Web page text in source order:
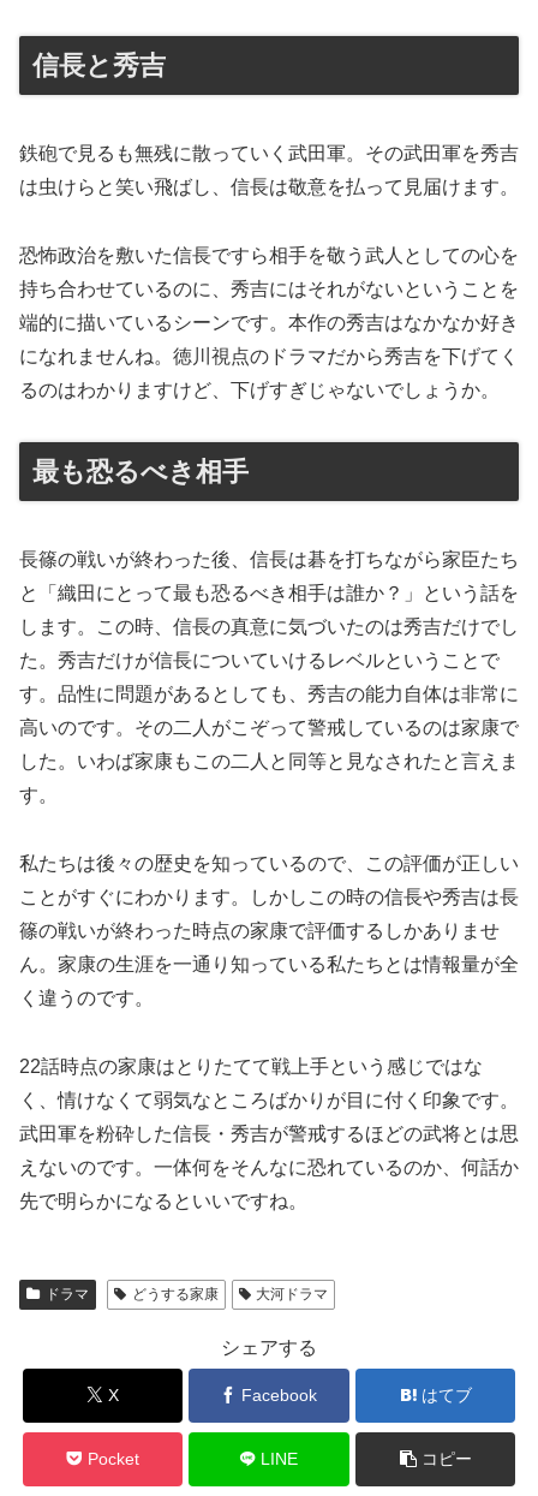
信長と秀吉
鉄砲で見るも無残に散っていく武田軍。その武田軍を秀吉
は虫けらと笑い飛ばし、信長は敬意を払って見届けます。
恐怖政治を敷いた信長ですら相手を敬う武人としての心を
持ち合わせているのに、秀吉にはそれがないということを
端的に描いているシーンです。本作の秀吉はなかなか好き
になれませんね。徳川視点のドラマだから秀吉を下げてく
るのはわかりますけど、下げすぎじゃないでしょうか。
最も恐るべき相手
長篠の戦いが終わった後、信長は碁を打ちながら家臣たち
と「織田にとって最も恐るべき相手は誰か？」という話を
します。この時、信長の真意に気づいたのは秀吉だけでし
た。秀吉だけが信長についていけるレベルということで
す。品性に問題があるとしても、秀吉の能力自体は非常に
高いのです。その二人がこぞって警戒しているのは家康で
した。いわば家康もこの二人と同等と見なされたと言えま
す。
私たちは後々の歴史を知っているので、この評価が正しい
ことがすぐにわかります。しかしこの時の信長や秀吉は長
篠の戦いが終わった時点の家康で評価するしかありませ
ん。家康の生涯を一通り知っている私たちとは情報量が全
く違うのです。
22話時点の家康はとりたてて戦上手という感じではな
く、情けなくて弱気なところばかりが目に付く印象です。
武田軍を粉砕した信長・秀吉が警戒するほどの武将とは思
えないのです。一体何をそんなに恐れているのか、何話か
先で明らかになるといいですね。
ドラマ どうする家康 大河ドラマ
シェアする
X Facebook はてブ
Pocket LINE コピー